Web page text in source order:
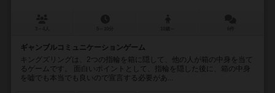
ギャンブルコミュニケーションゲーム
キングズリングは、2つの指輪を箱に隠して、他の人が箱の中身を当て
るゲームです。 面白いポイントとして、指輪を隠した後に、箱の中身
を嘘でも本当でも良いので宣言する必要があ...